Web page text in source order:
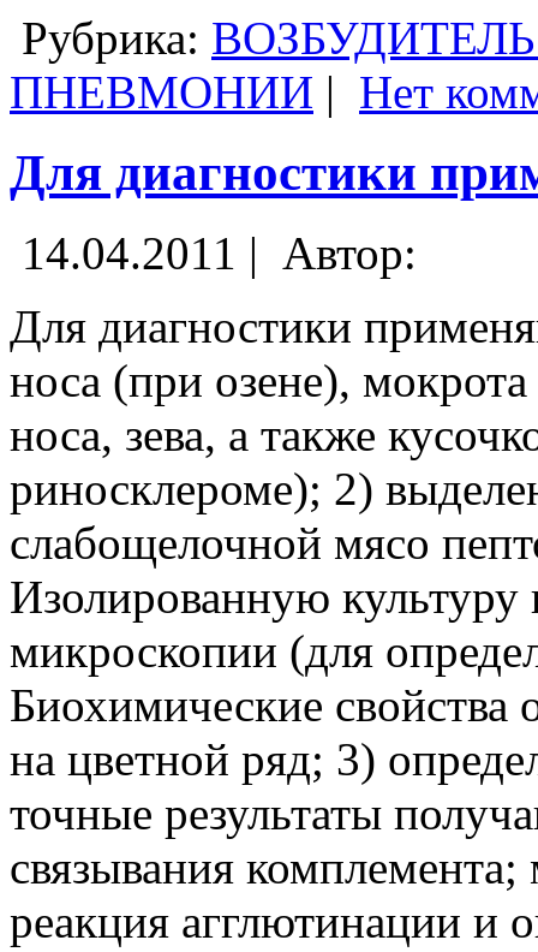
Рубрика:
ПНЕВМОНИИ | Нет
Для диагностики
14.04.2011 | Автор:
Для диагностики
носа (при озене),
носа, зева, а также
риносклероме); 2)
слабощелочной мясо
Изолированную культуру
микроскопии (для
Биохимические свойства
на цветной ряд; 3)
точные результаты
связывания
реакция агглютинации и